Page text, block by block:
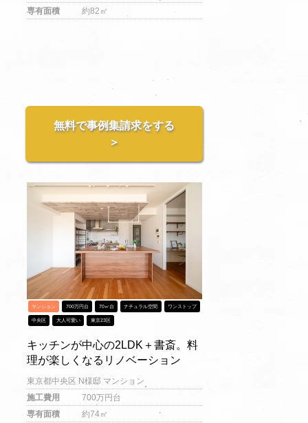
専有面積 約82㎡
無料で事例集請求をする
＞
マンション 700万円台 70㎡台 ナチュラル空間 ワンストップ
中央区 大人可愛い 東京23区
キッチンが中心の2LDK＋書斎。料
理が楽しくなるリノベーション
東京都中央区 N様邸 マンション
施工費用
700万円台
専有面積
約74㎡